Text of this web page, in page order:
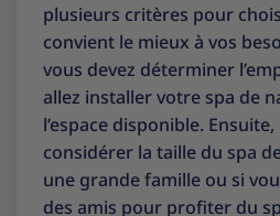
plusieurs critères pour
convient le mieux à vos
vous devez déterminer
allez installer votre spa de
l’espace disponible.
considérer la taille du spa
une grande famille ou si
des amis pour profiter du